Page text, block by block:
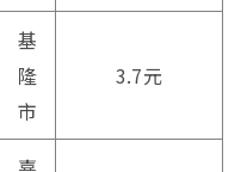
基
隆
市
3.7元